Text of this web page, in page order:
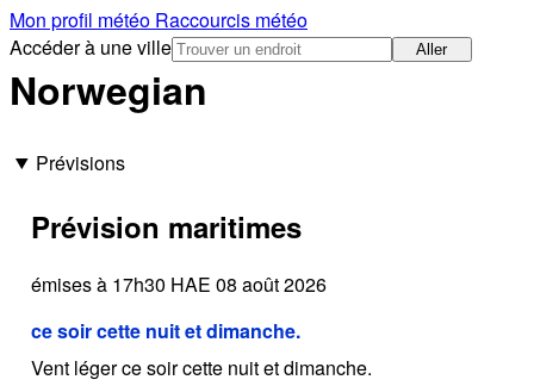
Mon profil météo Raccourcis météo
Accéder à une ville
Aller
Norwegian
Prévisions
Prévision maritimes
émises à 17h30 HAE 08 août 2026
ce soir cette nuit et dimanche.
Vent léger ce soir cette nuit et dimanche.